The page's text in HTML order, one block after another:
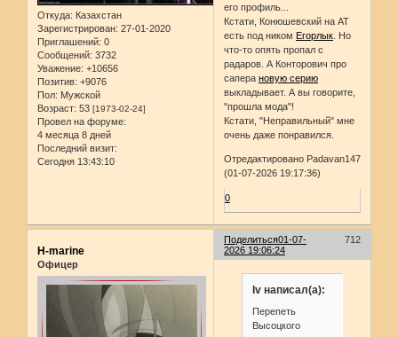
Откуда: Казахстан
Зарегистрирован: 27-01-2020
Приглашений: 0
Сообщений: 3732
Уважение: +10656
Позитив: +9076
Пол: Мужской
Возраст: 53 [1973-02-24]
Провел на форуме:
4 месяца 8 дней
Последний визит:
Сегодня 13:43:10
его профиль...
Кстати, Конюшевский на АТ
есть под никомЕгорлык . Но
что-то опять пропал с
радаров. А Конторович про
саперановую серию
выкладывает. А вы говорите,
"прошла мода"!
Кстати, "Неправильный" мне
очень даже понравился.
Отредактировано Padavan147
(01-07-2026 19:17:36)
0
Поделиться 712
01-07-
2026 19:06:24
H-marine
Офицер
Iv написал(а):
Перепеть
Высоцкого